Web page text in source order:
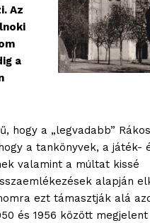
Az
a
hogy a „legvadabb”
a tankönyvek, a játék-
valamint a múltat kissé
alapján
ezt támasztják alá
és 1956 között megjelent